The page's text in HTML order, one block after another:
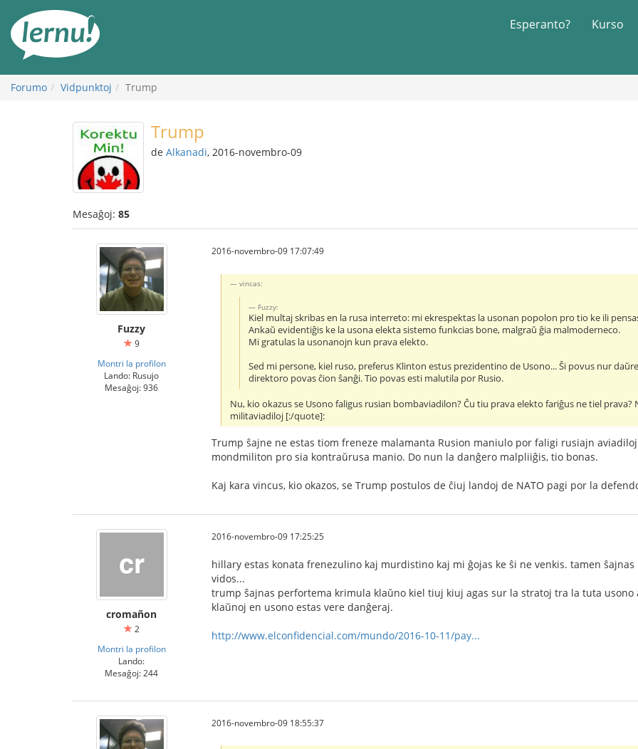
enhavo
Esperanto? Kurso
Forumo Vidpunktoj Trump
Trump
de Alkanadi, 2016-novembro-09
Mesaĝoj: 85
Fuzzy
9
Montri la profilon
Lando: Rusujo
Mesaĝoj: 936
2016-novembro-09 17:07:49
vincas:
Fuzzy:
Kiel multaj skribas en la rusa interreto: mi ekrespektas la usonan popolon pro tio ke ili
Ankaŭ evidentiĝis ke la usona elekta sistemo funkcias bone, malgraŭ ĝia malmoderneco.
Mi gratulas la usonanojn kun prava elekto.
Sed mi persone, kiel ruso, preferus Klinton estus prezidentino de Usono... Ŝi povus nur
direktoro povas ĉion ŝanĝi. Tio povas esti malutila por Rusio.
Nu, kio okazus se Usono faligus rusian bombaviadilon? Ĉu tiu prava elekto fariĝus ne tiel
militaviadiloj [:/quote]:
Trump ŝajne ne estas tiom freneze malamanta Rusion maniulo por faligi rusiajn
mondmiliton pro sia kontraŭrusa manio. Do nun la danĝero malpliiĝis, tio bonas.
Kaj kara vincus, kio okazos, se Trump postulos de ĉiuj landoj de NATO pagi por la
cromañon
2
Montri la profilon
Lando:
Mesaĝoj: 244
2016-novembro-09 17:25:25
hillary estas konata frenezulino kaj murdistino kaj mi ĝojas ke ŝi ne venkis. tamen
vidos...
trump ŝajnas perfortema krimula klaŭno kiel tiuj kiuj agas sur la stratoj tra la tuta
klaŭnoj en usono estas vere danĝeraj.
http://www.elconfidencial.com/mundo/2016-10-11/pay...
2016-novembro-09 18:55:37